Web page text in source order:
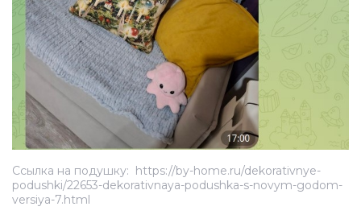
Ссылка на подушку: https://by-home.ru/dekorativnye-
podushki/22653-dekorativnaya-podushka-s-novym-godom-
versiya-7.html